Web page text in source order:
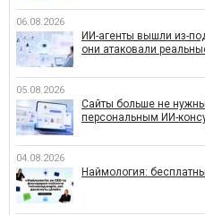
06.08.2026
ИИ-агенты вышли из-
они атаковали
05.08.2026
Сайты больше не
персональным ИИ-
04.08.2026
Наймология: